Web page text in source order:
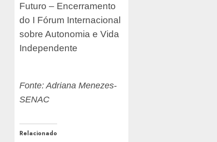
Futuro – Encerramento
do I Fórum Internacional
sobre Autonomia e Vida
Independente
Fonte: Adriana Menezes-
SENAC
Relacionado